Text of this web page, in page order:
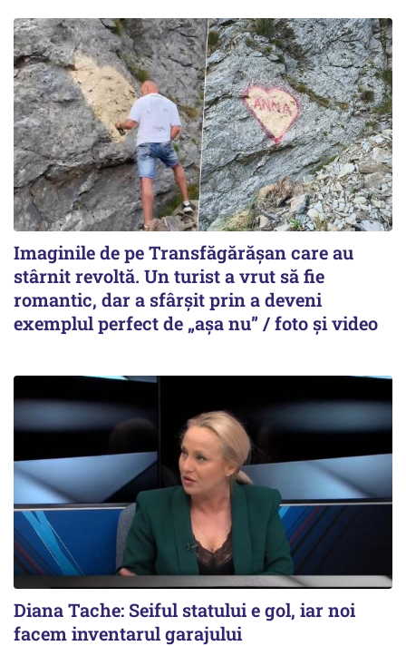
Imaginile de pe Transfăgărășan care au
stârnit revoltă. Un turist a vrut să fie
romantic, dar a sfârșit prin a deveni
exemplul perfect de „așa nu” / foto și video
Diana Tache: Seiful statului e gol, iar noi
facem inventarul garajului